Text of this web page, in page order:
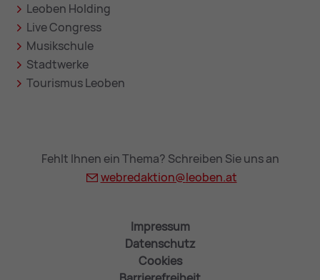
Leoben Holding
Live Congress
Musikschule
Stadtwerke
Tourismus Leoben
Fehlt Ihnen ein Thema? Schreiben Sie uns an
webredaktion@leoben.at
Impressum
Datenschutz
Cookies